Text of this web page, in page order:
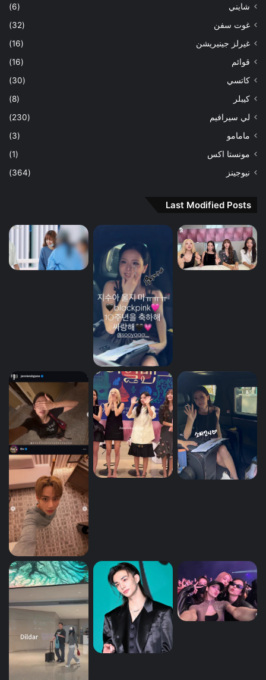
شايني
(6)
غوت سفن
(32)
غيرلز جينيريشن
(16)
قوائم
(16)
كاتسي
(30)
كيبلر
(8)
لي سيرافيم
(230)
مامامو
(3)
مونستا اكس
(1)
نيوجينز
(364)
Last Modified Posts